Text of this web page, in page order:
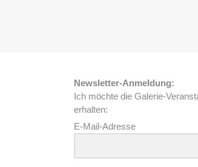
Newsletter-Anmeldung:
Ich möchte die Galerie-
erhalten:
E-Mail-Adresse